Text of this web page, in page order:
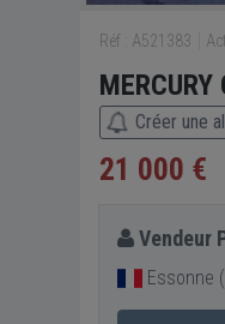
Réf : A521383
Créer une
21 000 €
Vendeur
Essonne